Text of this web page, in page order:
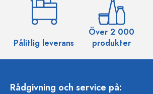
Pålitlig leverans
Över 2 000
produkter
Rådgivning och service på: